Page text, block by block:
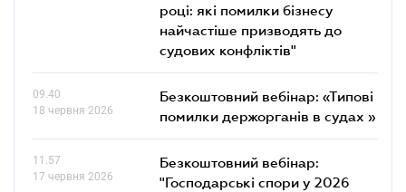
році: які помилки бізнесу
найчастіше призводять до
судових конфліктів"
09.40
18 червня 2026
Безкоштовний вебінар: «Типові
помилки держорганів в судах »
11.57
17 червня 2026
Безкоштовний вебінар:
"Господарські спори у 2026